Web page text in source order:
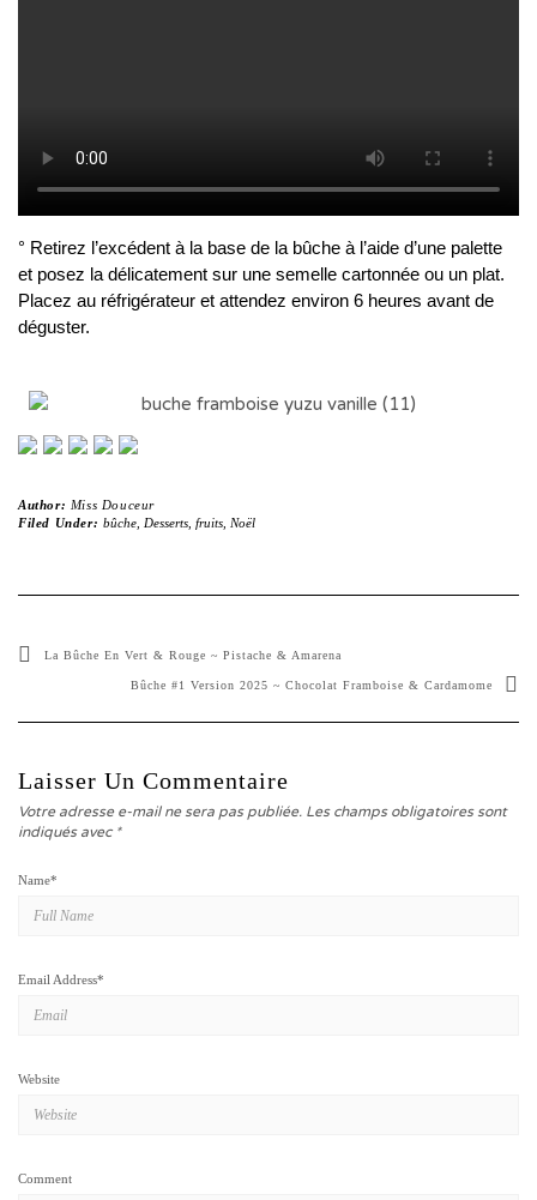
° Retirez l’excédent à la base de la bûche à l’aide d’une palette
et posez la délicatement sur une semelle cartonnée ou un plat.
Placez au réfrigérateur et attendez environ 6 heures avant de
déguster.
Author: Miss Douceur
Filed Under: bûche, Desserts, fruits, Noël
La Bûche En Vert & Rouge ~ Pistache & Amarena
Bûche #1 Version 2025 ~ Chocolat Framboise & Cardamome
Laisser Un Commentaire
Votre adresse e-mail ne sera pas publiée. Les champs obligatoires sont
indiqués avec *
Name*
Email Address*
Website
Comment